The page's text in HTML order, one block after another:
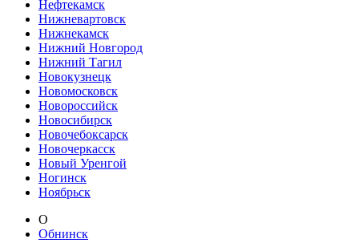
Нефтекамск
Нижневартовск
Нижнекамск
Нижний Новгород
Нижний Тагил
Новокузнецк
Новомосковск
Новороссийск
Новосибирск
Новочебоксарск
Новочеркасск
Новый Уренгой
Ногинск
Ноябрьск
О
Обнинск